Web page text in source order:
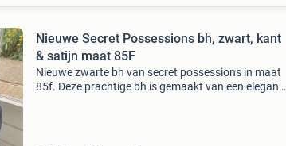
Nieuwe Secret Possessions bh, zwart, kant
& satijn maat 85F
Nieuwe zwarte bh van secret possessions in maat
85f. Deze prachtige bh is gemaakt van een elegante